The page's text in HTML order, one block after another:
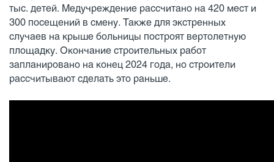
тыс. детей. Медучреждение рассчитано на 420 мест и
300 посещений в смену. Также для экстренных
случаев на крыше больницы построят вертолетную
площадку. Окончание строительных работ
запланировано на конец 2024 года, но строители
рассчитывают сделать это раньше.